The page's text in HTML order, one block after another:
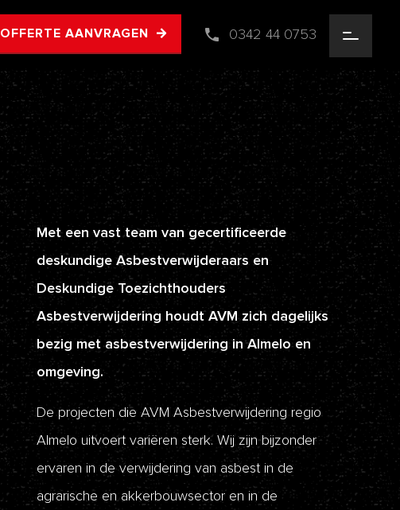
OFFERTE AANVRAGEN 0342 44 0753
Met een vast team van gecertificeerde
deskundige Asbestverwijderaars en
Deskundige Toezichthouders
Asbestverwijdering houdt AVM zich dagelijks
bezig met asbestverwijdering in Almelo en
omgeving.
De projecten die AVM Asbestverwijdering regio
Almelo uitvoert variëren sterk. Wij zijn bijzonder
ervaren in de verwijdering van asbest in de
agrarische en akkerbouwsector en in de